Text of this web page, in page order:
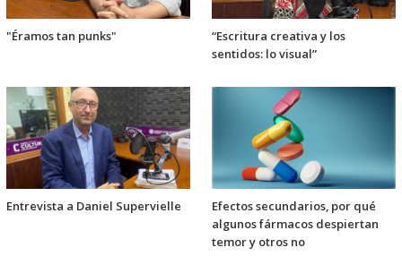
"Éramos tan punks"
“Escritura creativa y los
sentidos: lo visual”
Entrevista a Daniel Supervielle
Efectos secundarios, por qué
algunos fármacos despiertan
temor y otros no